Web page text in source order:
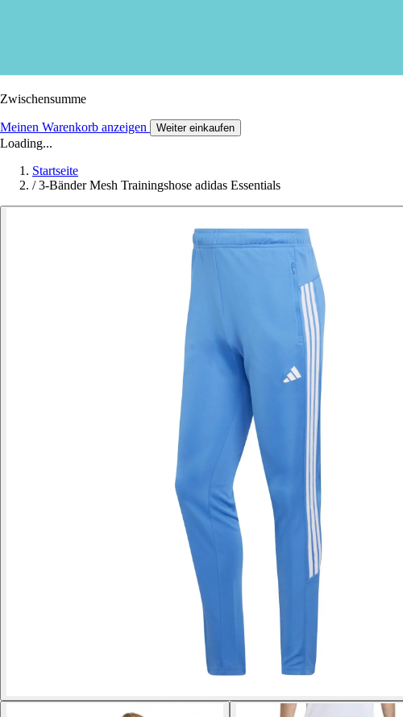
Zwischensumme
Meinen Warenkorb anzeigen Weiter einkaufen
Loading...
Startseite
/ 3-Bänder Mesh Trainingshose adidas Essentials